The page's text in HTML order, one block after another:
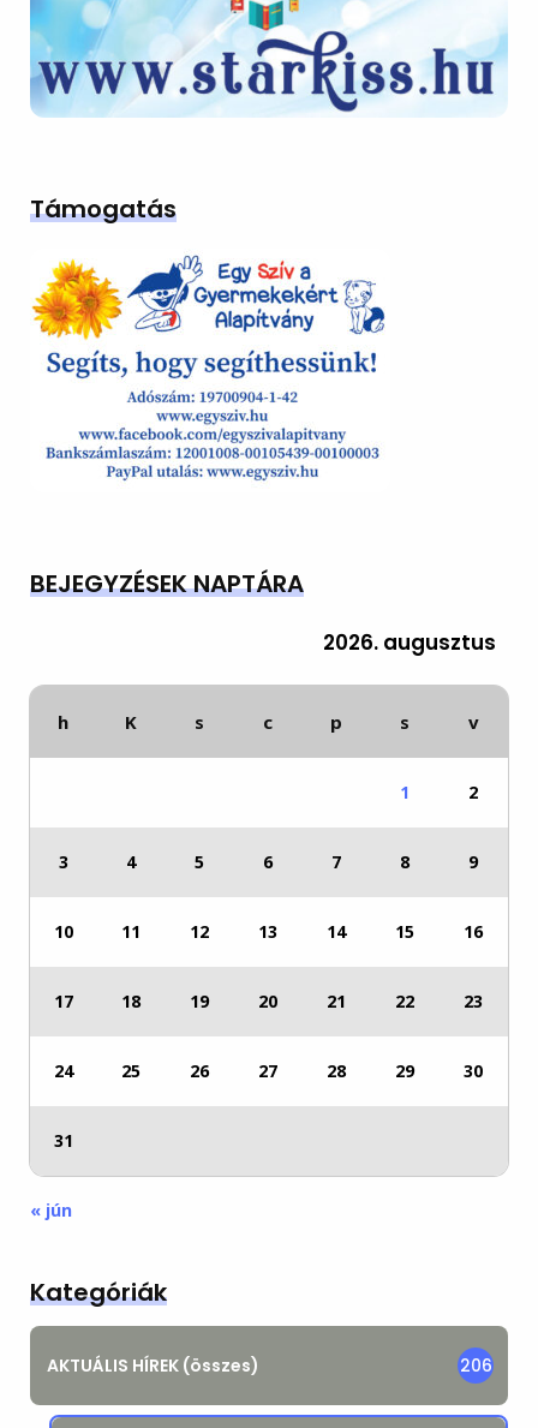
Támogatás
BEJEGYZÉSEK NAPTÁRA
2026. augusztus
h K s c p s v
1 2
3 4 5 6 7 8 9
10 11 12 13 14 15 16
17 18 19 20 21 22 23
24 25 26 27 28 29 30
31
« jún
Kategóriák
AKTUÁLIS HÍREK (összes) 206